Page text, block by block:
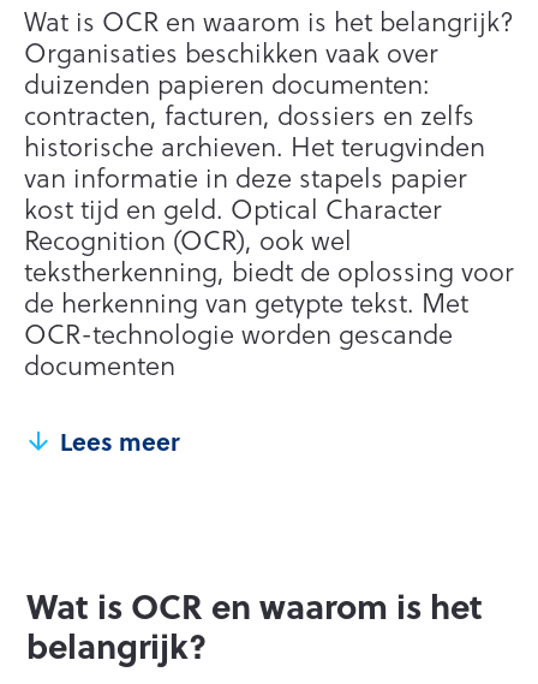
Wat is OCR en waarom is het belangrijk?
Organisaties beschikken vaak over
duizenden papieren documenten:
contracten, facturen, dossiers en zelfs
historische archieven. Het terugvinden
van informatie in deze stapels papier
kost tijd en geld. Optical Character
Recognition (OCR), ook wel
tekstherkenning, biedt de oplossing voor
de herkenning van getypte tekst. Met
OCR-technologie worden gescande
documenten
Lees meer
Wat is OCR en waarom is het
belangrijk?